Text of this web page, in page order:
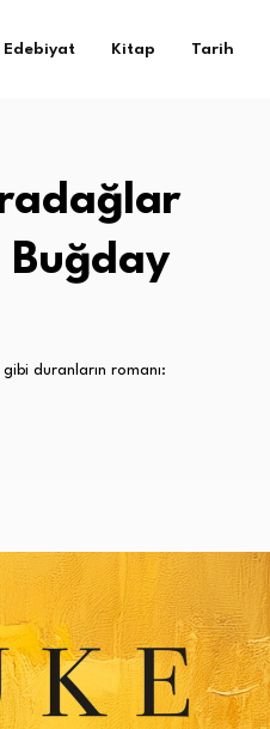
Edebiyat Kitap Tarih
Buğday
duranların romanı: